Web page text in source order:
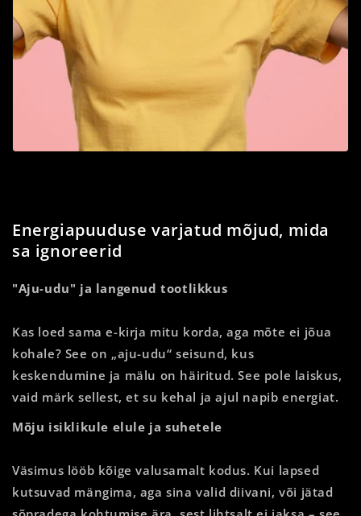
Energiapuuduse varjatud mõjud, mida
sa ignoreerid
"Aju-udu" ja langenud tootlikkus
Kas loed sama e-kirja mitu korda, aga mõte ei jõua
kohale? See on „aju-udu“ seisund, kus
keskendumine ja mälu on häiritud. See pole laiskus,
vaid märk sellest, et su kehal ja ajul napib energiat.
Mõju isiklikule elule ja suhetele
Väsimus lööb kõige valusamalt kodus. Kui lapsed
kutsuvad mängima, aga sina valid diivani, või jätad